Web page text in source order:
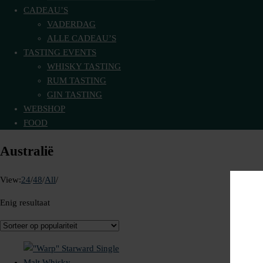
CADEAU’S
VADERDAG
ALLE CADEAU’S
TASTING EVENTS
WHISKY TASTING
RUM TASTING
GIN TASTING
WEBSHOP
FOOD
Australië
View:24/48/All/
Enig resultaat